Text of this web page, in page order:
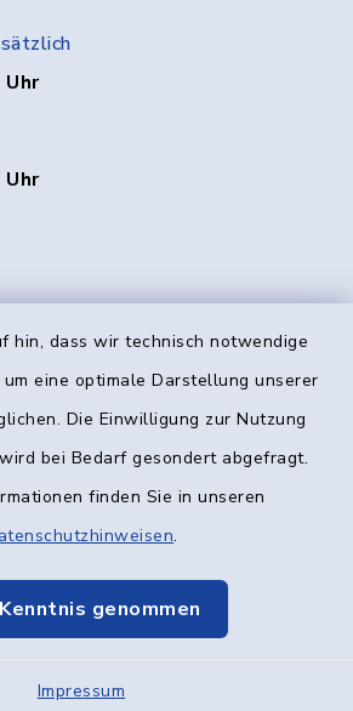
hin, dass wir technisch notwendige
eine optimale Darstellung unserer
Die Einwilligung zur Nutzung
bei Bedarf gesondert abgefragt.
finden Sie in unseren
.
genommen
Impressum
Kontakt
Datenschutz
Kommunikation
Sitemap